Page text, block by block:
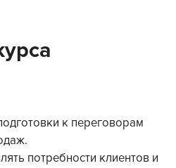
к переговорам
потребности клиентов и